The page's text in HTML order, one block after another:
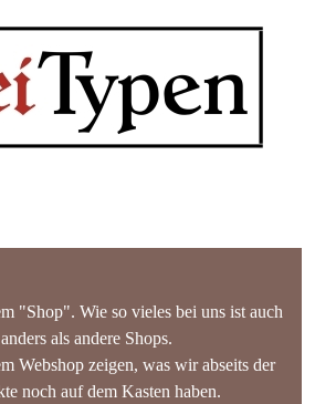
"Shop". Wie so vieles bei uns ist auch
als andere Shops.
Webshop zeigen, was wir abseits der
noch auf dem Kasten haben.